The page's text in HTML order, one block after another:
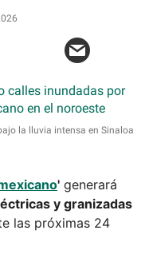
la lluvia intensa en Sinaloa
' generará
y granizadas
las próximas 24